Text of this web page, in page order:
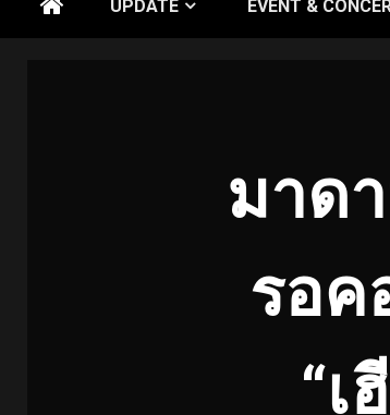
UPDATE EVENT &
มาด
รอค
“